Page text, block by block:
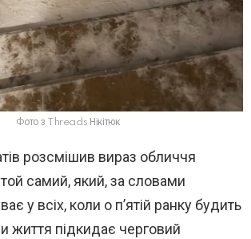
Фото з Threads Нікітюк
розсмішив вираз обличчя
самий, який, за словами
у всіх, коли о п’ятій ранку будить
життя підкидає черговий